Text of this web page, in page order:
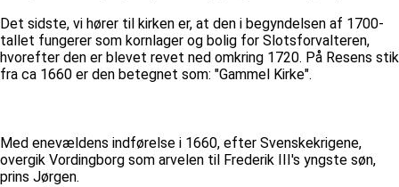
Det sidste, vi hører til kirken er, at den i begyndelsen af 1700-
tallet fungerer som kornlager og bolig for Slotsforvalteren,
hvorefter den er blevet revet ned omkring 1720. På Resens stik
fra ca 1660 er den betegnet som: "Gammel Kirke".
Med enevældens indførelse i 1660, efter Svenskekrigene,
overgik Vordingborg som arvelen til Frederik III's yngste søn,
prins Jørgen.